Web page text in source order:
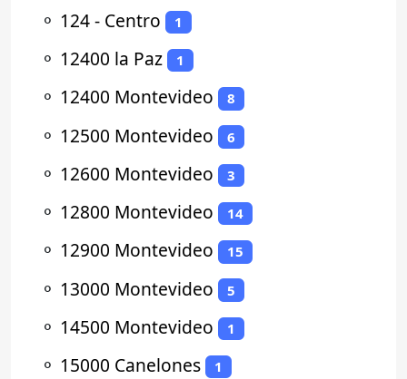
⚬ 124 - Centro 1
⚬ 12400 la Paz 1
⚬ 12400 Montevideo 8
⚬ 12500 Montevideo 6
⚬ 12600 Montevideo 3
⚬ 12800 Montevideo 14
⚬ 12900 Montevideo 15
⚬ 13000 Montevideo 5
⚬ 14500 Montevideo 1
⚬ 15000 Canelones 1